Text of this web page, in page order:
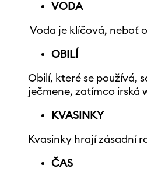
VODA
Voda je klíčová, neboť
OBILÍ
Obilí, které se používá,
ječmene, zatímco irská
KVASINKY
Kvasinky hrají zásadní
ČAS